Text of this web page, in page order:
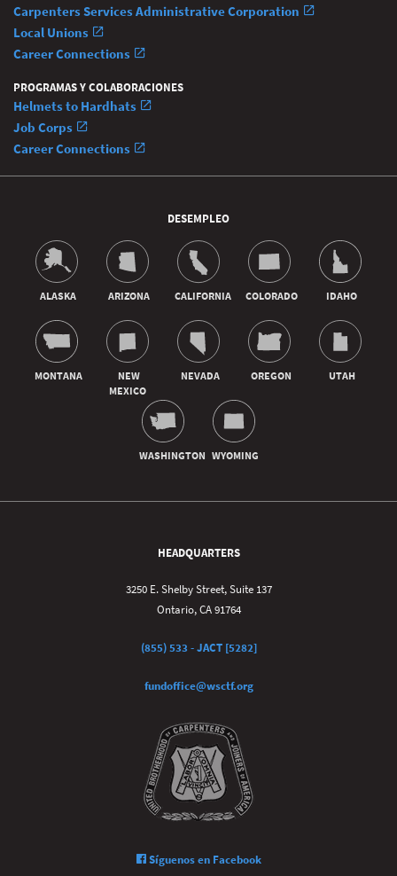
Carpenters Services Administrative Corporation
Local Unions
Career Connections
PROGRAMAS Y COLABORACIONES
Helmets to Hardhats
Job Corps
Career Connections
DESEMPLEO
HEADQUARTERS
3250 E. Shelby Street, Suite 137
Ontario, CA 91764
(855) 533 - JACT [5282]
fundoffice@wsctf.org
Síguenos en Facebook